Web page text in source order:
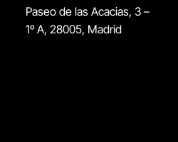
Paseo de las Acacias, 3 –
1º A, 28005, Madrid